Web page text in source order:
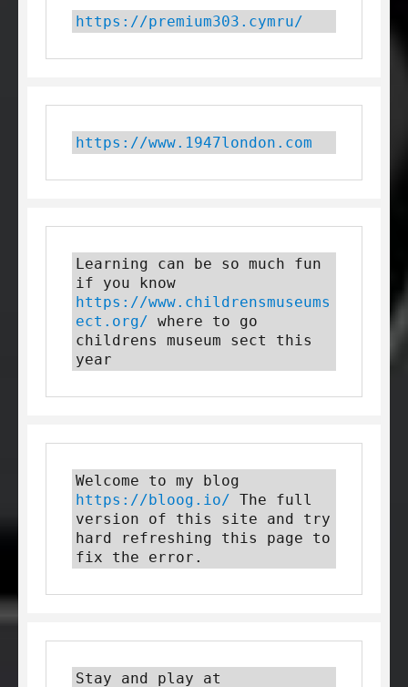
https://premium303.cymru/
https://www.1947london.com
Learning can be so much fun
https://www.childrensmuseums
ect.org/ where to go
childrens museum sect this
year
https://bloog.io/ The full
version of this site and try
hard refreshing this page to
fix the error.